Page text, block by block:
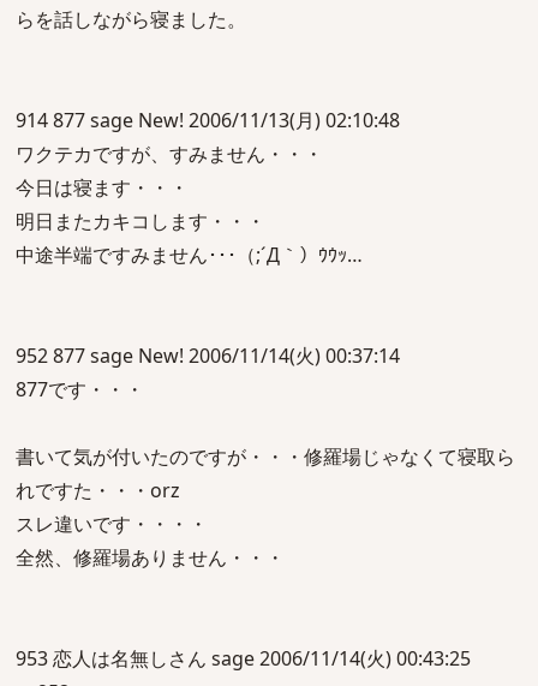
らを話しながら寝ました。
914 877 sage New! 2006/11/13(月) 02:10:48
ワクテカですが、すみません・・・
今日は寝ます・・・
明日またカキコします・・・
中途半端ですみません･･･（;´Д｀）ｳｳｯ…
952 877 sage New! 2006/11/14(火) 00:37:14
877です・・・
書いて気が付いたのですが・・・修羅場じゃなくて寝取ら
れですた・・・orz
スレ違いです・・・・
全然、修羅場ありません・・・
953 恋人は名無しさん sage 2006/11/14(火) 00:43:25